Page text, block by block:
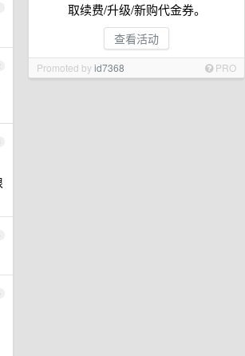
取续费/升级/新购代金券。
查看活动
Promoted byid7368 PRO